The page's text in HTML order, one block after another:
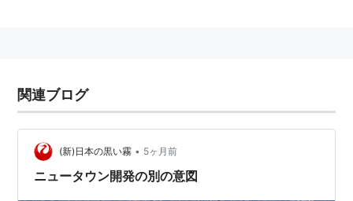
関連ブログ
(新)日本の黒い霧 • 5ヶ月前
ニュータウン開発の別の意図